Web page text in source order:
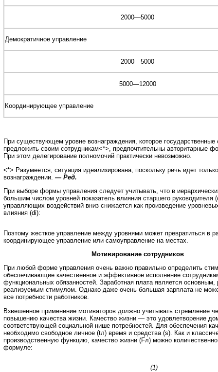
2000—5000
Демократичное управление
2000—5000
5000—12000
Координирующее управление
При существующем уровне вознаграждения, которое государственные
предложить своим сотрудникам<*>, предпочтительны авторитарные
При этом делегирование полномочий практически невозможно.
<*> Разумеется, ситуация идеализирована, поскольку речь идет
вознаграждении. — Ред.
При выборе формы управления следует учитывать, что в
большим числом уровней показатель влияния старшего руководителя
управляющих воздействий вниз снижается как произведение
влияния (di):
Поэтому жесткое управление между уровнями может превратиться в
координирующее управление или самоуправление на местах.
Мотивирование сотрудников
При любой форме управления очень важно правильно определить
обеспечивающие качественное и эффективное исполнение
функциональных обязанностей. Заработная плата является основным,
реализуемым стимулом. Однако даже очень большая зарплата не
все потребности работников.
Взвешенное применение мотиваторов должно учитывать стремление
повышению качества жизни. Качество жизни — это удовлетворение
соответствующей социальной нише потребностей. Для обеспечения
необходимо свободное личное (tл) время и средства (s). Как и
производственную функцию, качество жизни (Fл) можно
формуле:
(1)